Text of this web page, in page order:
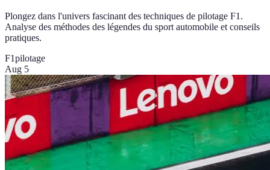
Plongez dans l'univers fascinant des techniques de pilotage F1.
Analyse des méthodes des légendes du sport automobile et conseils
pratiques.
F1pilotage
Aug 5